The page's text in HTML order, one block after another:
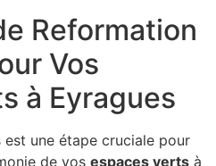
Reformation
Vos
à Eyragues
une étape cruciale pour
de vos espaces verts à